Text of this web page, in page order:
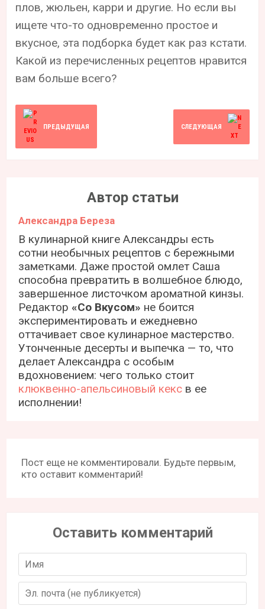
плов, жюльен, карри и другие. Но если вы
ищете что-то одновременно простое и
вкусное, эта подборка будет как раз кстати.
Какой из перечисленных рецептов нравится
вам больше всего?
ПРЕДЫДУЩАЯ СЛЕДУЮЩАЯ
Автор статьи
Александра Береза
В кулинарной книге Александры есть
сотни необычных рецептов с бережными
заметками. Даже простой омлет Саша
способна превратить в волшебное блюдо,
завершенное листочком ароматной кинзы.
Редактор«Со Вкусом» не боится
экспериментировать и ежедневно
оттачивает свое кулинарное мастерство.
Утонченные десерты и выпечка — то, что
делает Александра с особым
вдохновением: чего только стоит
клюквенно-апельсиновый кекс в ее
исполнении!
Пост еще не комментировали. Будьте первым,
кто оставит комментарий!
Оставить комментарий